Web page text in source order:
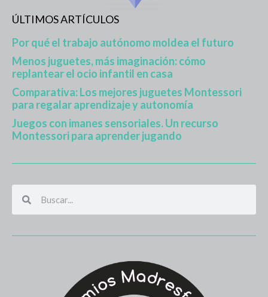
ÚLTIMOS ARTÍCULOS
Por qué el trabajo autónomo moldea el futuro
Menos juguetes, más imaginación: cómo
replantear el ocio infantil en casa
Comparativa: Los mejores juguetes Montessori
para regalar aprendizaje y autonomía
Juegos con imanes sensoriales. Un recurso
Montessori para aprender jugando